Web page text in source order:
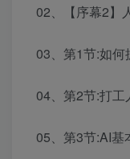
02、【序幕2】
03、第1节:如何
04、第2节:打
05、第3节:AI基